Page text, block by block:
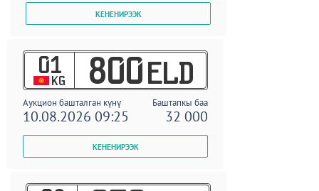
01
KG 800 ELD
Аукцион башталган күнү Баштапкы баа
10.08.2026 09:25 32 000